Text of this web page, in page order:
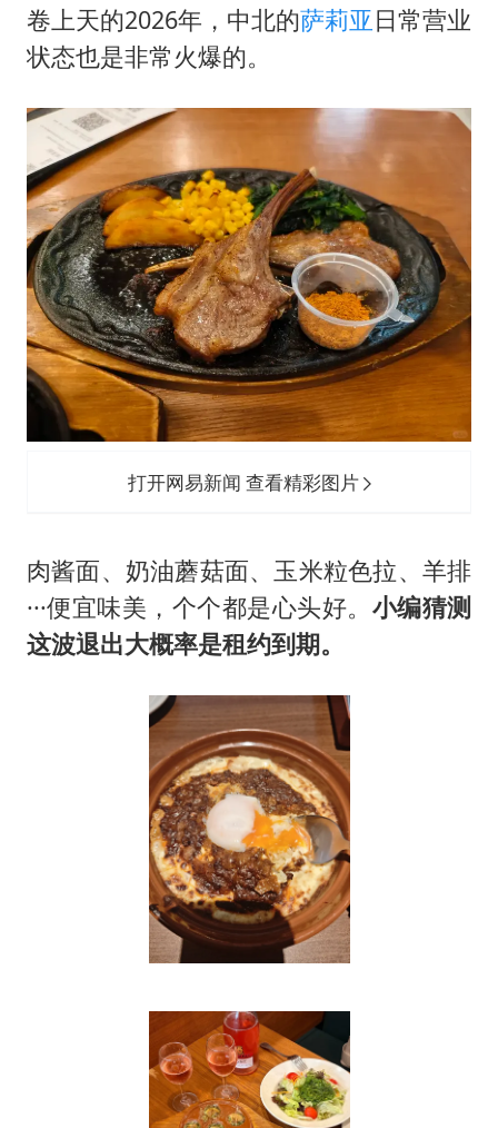
卷上天的2026年，中北的萨莉亚日常营业
状态也是非常火爆的。
打开网易新闻 查看精彩图片
肉酱面、奶油蘑菇面、玉米粒色拉、羊排
···便宜味美，个个都是心头好。 小编猜测
这波退出大概率是租约到期。